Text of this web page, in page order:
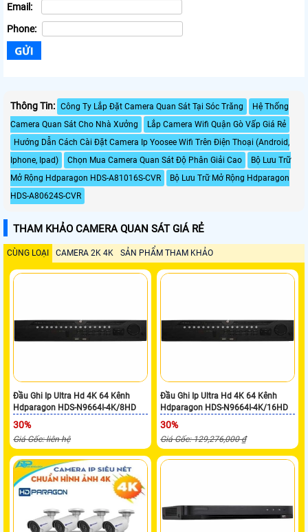
Email:
Phone:
Thông Tin: Công Ty Lắp Đặt Camera Quan Sát Tại Sóc Trăng
Hệ Thống
Camera Quan Sát Cho Nhà Xưởng
Lắp Camera Wifi Quận Gò Vấp Giá Rẻ
Hướng Dẫn Cách Cài Đặt Camera Ip Yoosee Wifi Trên Điện Thoại (Android,
Iphone, Ipad)
Chọn Mua Camera Quan Sát Độ Phân Giải Cao
Bộ Lưu Trữ
Mở Rộng Hdparagon HDS-A81016S-CVR
Bộ Lưu Trữ Mở Rộng Hdparagon
HDS-A80624S-CVR
THAM KHẢO CAMERA QUAN SÁT GIÁ RẺ
CÙNG LOẠI CAMERA 2K 4K SẢN PHẨM THAM KHẢO
Đầu Ghi Ip Ultra Hd 4K 64 Kênh
Hdparagon HDS-N9664I-4K/8HD
30%
Giá Gốc: liên hệ
Đầu Ghi Ip Ultra Hd 4K 64 Kênh
Hdparagon HDS-N9664I-4K/16HD
30%
Giá Gốc: 129,276,000 ₫